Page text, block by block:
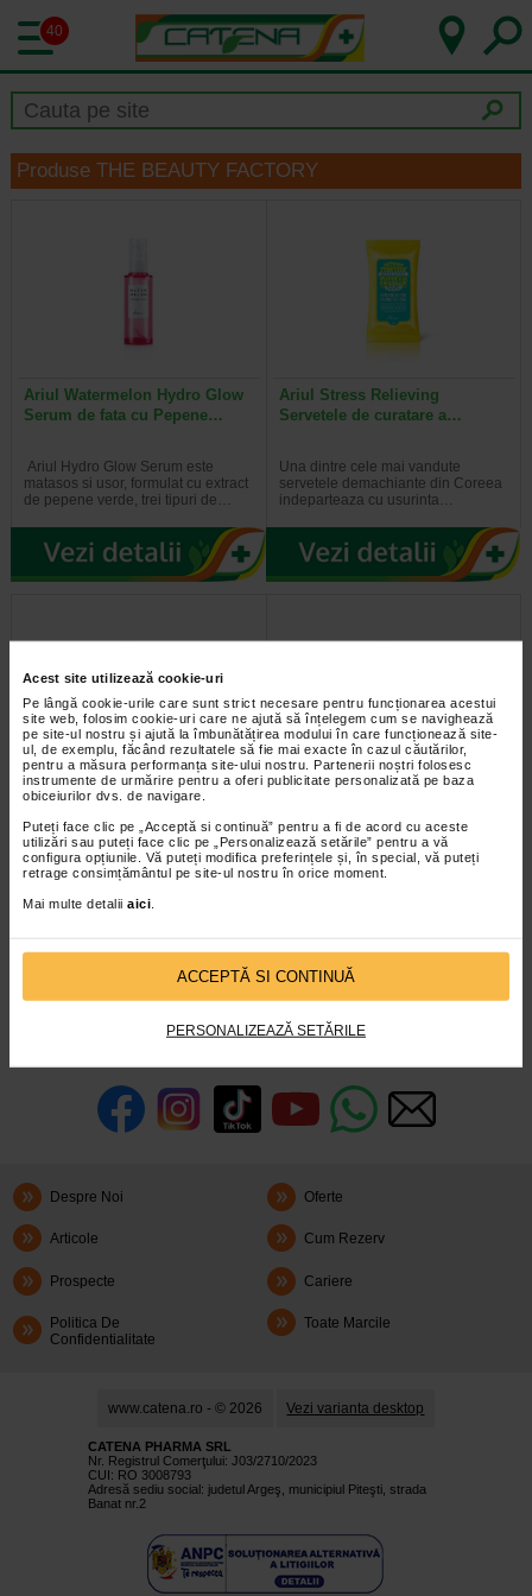
Acest site utilizează cookie-uri
Pe lângă cookie-urile care sunt strict necesare pentru funcționarea acestui
site web, folosim cookie-uri care ne ajută să înțelegem cum se navighează
pe site-ul nostru și ajută la îmbunătățirea modului în care funcționează site-
ul, de exemplu, făcând rezultatele să fie mai exacte în cazul căutărilor,
pentru a măsura performanța site-ului nostru. Partenerii noștri folosesc
instrumente de urmărire pentru a oferi publicitate personalizată pe baza
obiceiurilor dvs. de navigare.
Puteți face clic pe „Acceptă si continuă” pentru a fi de acord cu aceste
utilizări sau puteți face clic pe „Personalizează setările” pentru a vă
configura opțiunile. Vă puteți modifica preferințele și, în special, vă puteți
retrage consimțământul pe site-ul nostru în orice moment.
Mai multe detalii aici
ACCEPTĂ SI CONTINUĂ
PERSONALIZEAZĂ SETĂRILE
40
Produse THE BEAUTY FACTORY
Ariul Watermelon Hydro Glow
Serum de fata cu Pepene…
Ariul Hydro Glow Serum este
matasos si usor, formulat cu extract
de pepene verde, trei tipuri de…
Ariul Stress Relieving
Servetele de curatare a…
Una dintre cele mai vandute
servetele demachiante din Coreea
indeparteaza cu usurinta…
Ariul Stress Relieving
Una dintre cele mai vandute
servetele demachiante din Coreea
Ariul Stress Relieving Dischete
Ariul Stress Relieving Purefull Lip
and Eye Remover Pad este o
infoline@catena.ro CallCenter
Despre Noi Oferte
Articole Cum Rezerv
Prospecte Cariere
Politica De
Confidentialitate
Toate Marcile
www.catena.ro - © 2026 Vezi varianta desktop
CATENA PHARMA SRL
Nr. Registrul Comerţului: J03/2710/2023
CUI: RO 3008793
Adresă sediu social: judetul Argeş, municipiul Piteşti, strada
Banat nr.2